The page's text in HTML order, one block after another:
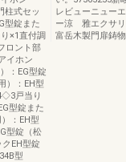
柱式セッ
型錠また
×1直付調
ロント部
イホン
：EG型錠
）：EH型
戸当り
型錠また
：EH型
型錠（松
EH型錠
型
レビューニュー
ー涼 雅エクサ
富岳木製門扉鋳